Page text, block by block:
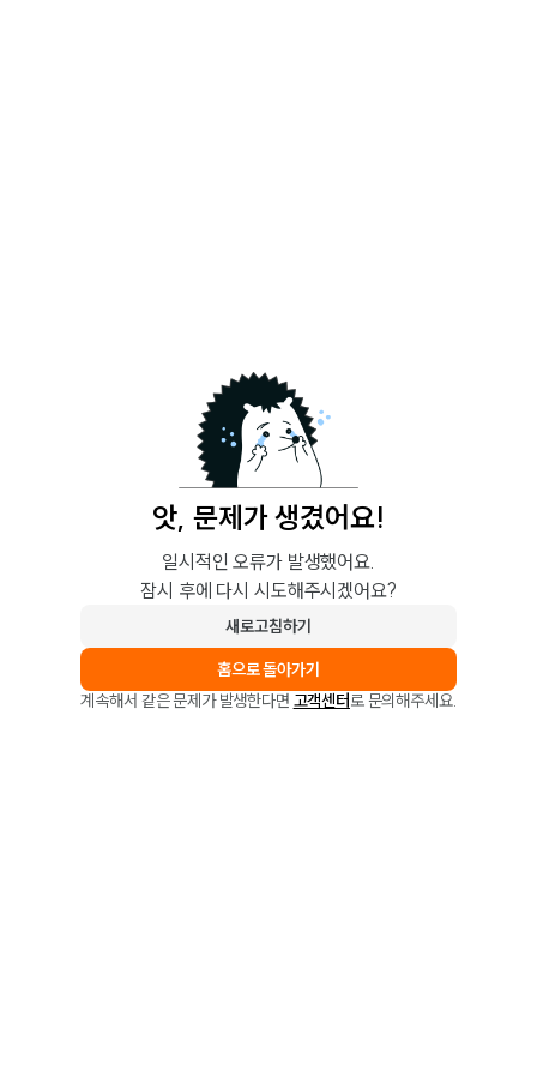
앗, 문제가 생겼어요!
일시적인 오류가 발생했어요.
잠시 후에 다시 시도해주시겠어요?
새로고침하기
홈으로 돌아가기
계속해서 같은 문제가 발생한다면 고객센터로 문의해주세요.